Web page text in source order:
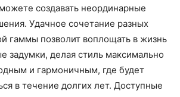
создавать неординарные
Удачное сочетание разных
гаммы позволит воплощать в жизнь
задумки, делая стиль максимально
и гармоничным, где будет
в течение долгих лет. Доступные